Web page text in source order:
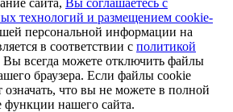
технологий и размещением cookie-
персональной информации на
в соответствии с политикой
Вы всегда можете отключить файлы
браузера. Если файлы cookie
что вы не можете в полной
функции нашего сайта.